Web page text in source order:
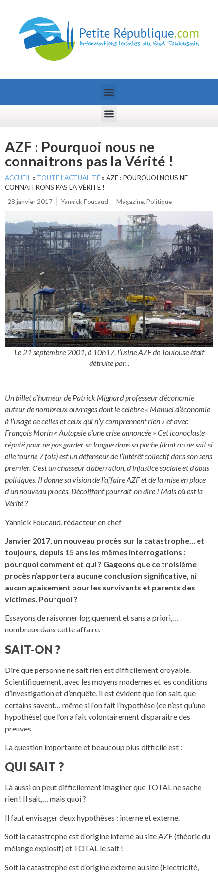
AZF : Pourquoi nous ne
connaitrons pas la Vérité !
ACCUEIL » TOUTE L’ACTUALITÉ» AZF : POURQUOI NOUS NE
CONNAITRONS PAS LA VÉRITÉ !
28 janvier 2017
Yannick Foucaud Magazine, Politique
Le 21 septembre 2001, à 10h17, l’usine AZF de Toulouse était
détruite par...
Un billet d’humeur de Patrick Mignard professeur d’économie
auteur de nombreux ouvrages dont le célèbre « Manuel d’économie
à l’usage de celles et ceux qui n’y comprennent rien » et avec
François Morin « Autopsie d’une crise annoncée » Cet iconoclaste
réputé pour ne pas garder sa langue dans sa poche (dont on ne sait si
elle tourne 7 fois) est un défenseur de l’intérêt collectif dans son sens
premier. C’est un chasseur d’aberration, d’injustice sociale et d’abus
politiques. Il donne sa vision de l’affaire AZF et de la mise en place
d’un nouveau procès. Décoiffant pourrait-on dire ! Mais où est la
Vérité ?
Yannick Foucaud, rédacteur en chef
Janvier 2017, un nouveau procès sur la catastrophe… et
toujours, depuis 15 ans les mêmes interrogations :
pourquoi comment et qui ? Gageons que ce troisième
procès n’apportera aucune conclusion significative, ni
aucun apaisement pour les survivants et parents des
victimes. Pourquoi ?
Essayons de raisonner logiquement et sans a priori,…
nombreux dans cette affaire.
SAIT-ON ?
Dire que personne ne sait rien est difficilement croyable.
Scientifiquement, avec les moyens modernes et les conditions
d’investigation et d’enquête, il est évident que l’on sait, que
certains savent… même si l’on fait l’hypothèse (ce n’est qu’une
hypothèse) que l’on a fait volontairement disparaître des
preuves.
La question importante et beaucoup plus difficile est :
QUI SAIT ?
Là aussi on peut difficilement imaginer que TOTAL ne sache
rien ! Il sait,… mais quoi ?
Il faut envisager deux hypothèses : interne et externe.
Soit la catastrophe est d’origine interne au site AZF (théorie du
mélange explosif) et TOTAL le sait !
Soit la catastrophe est d’origine externe au site (Electricité,